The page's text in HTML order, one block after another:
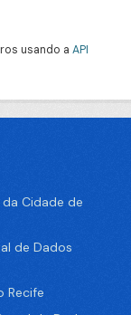
usando a API
Cidade de
de Dados
Recife